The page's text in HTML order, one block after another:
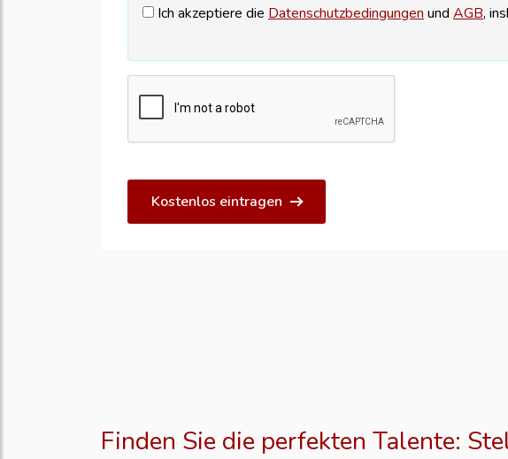
Ich akzeptiere die Datenschutzbedingungen und AGB,
Kostenlos eintragen
Finden Sie die perfekten Talente: